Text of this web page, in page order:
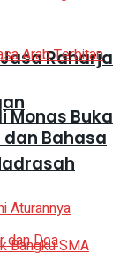
Raharja
Monas Buka
dan Bahasa